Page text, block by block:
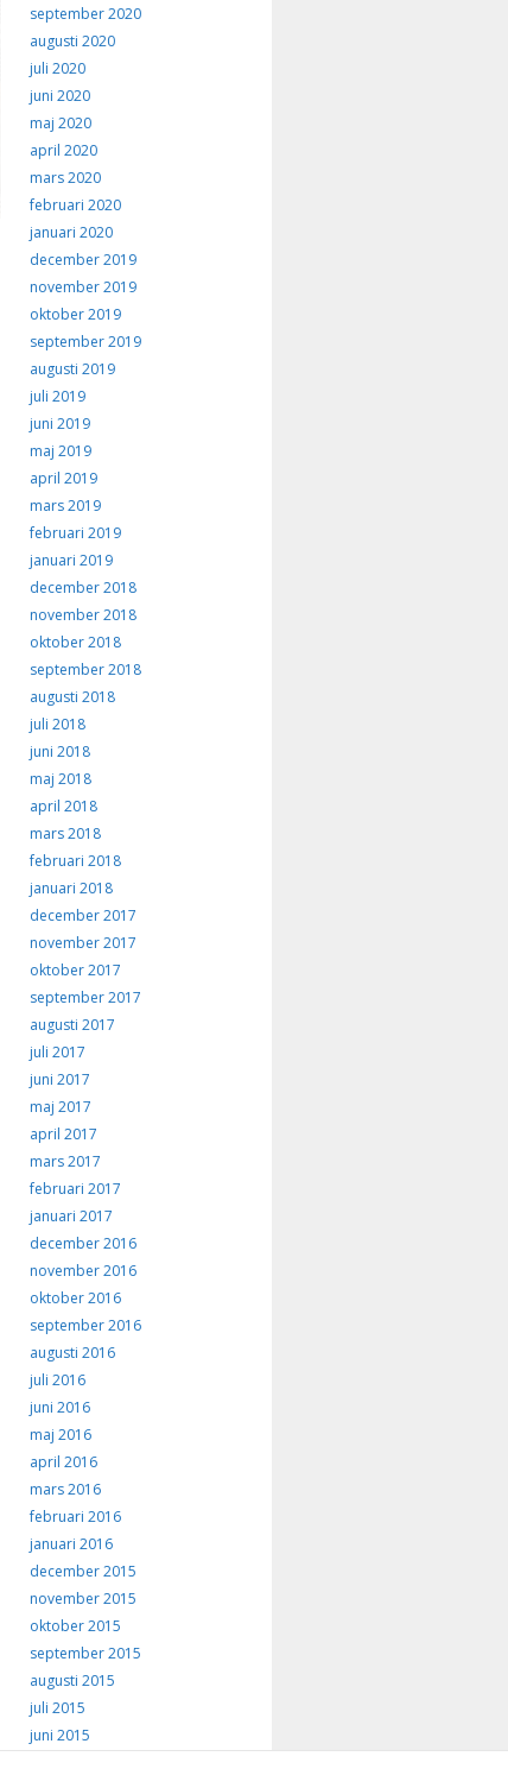
september 2020
augusti 2020
juli 2020
juni 2020
maj 2020
april 2020
mars 2020
februari 2020
januari 2020
december 2019
november 2019
oktober 2019
september 2019
augusti 2019
juli 2019
juni 2019
maj 2019
april 2019
mars 2019
februari 2019
januari 2019
december 2018
november 2018
oktober 2018
september 2018
augusti 2018
juli 2018
juni 2018
maj 2018
april 2018
mars 2018
februari 2018
januari 2018
december 2017
november 2017
oktober 2017
september 2017
augusti 2017
juli 2017
juni 2017
maj 2017
april 2017
mars 2017
februari 2017
januari 2017
december 2016
november 2016
oktober 2016
september 2016
augusti 2016
juli 2016
juni 2016
maj 2016
april 2016
mars 2016
februari 2016
januari 2016
december 2015
november 2015
oktober 2015
september 2015
augusti 2015
juli 2015
juni 2015